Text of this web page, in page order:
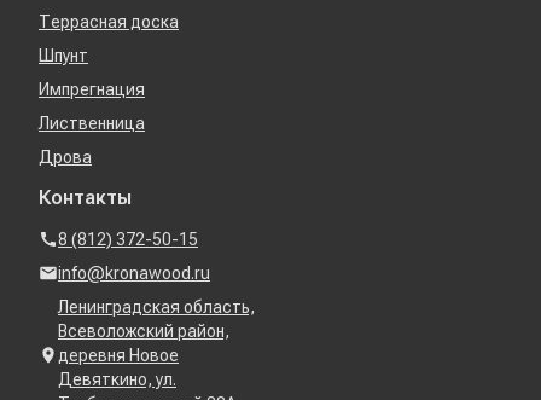
Террасная доска
Шпунт
Импрегнация
Лиственница
Дрова
Контакты
8 (812) 372-50-15
info@kronawood.ru
Ленинградская область,
Всеволожский район,
деревня Новое
Девяткино, ул.